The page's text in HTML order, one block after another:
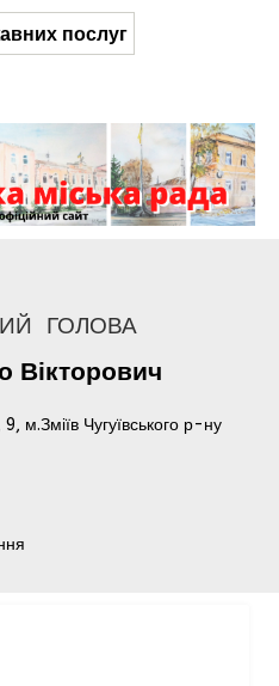
послуг
ГОЛОВА
Вікторович
9, м.Зміїв Чугуївського р-ну